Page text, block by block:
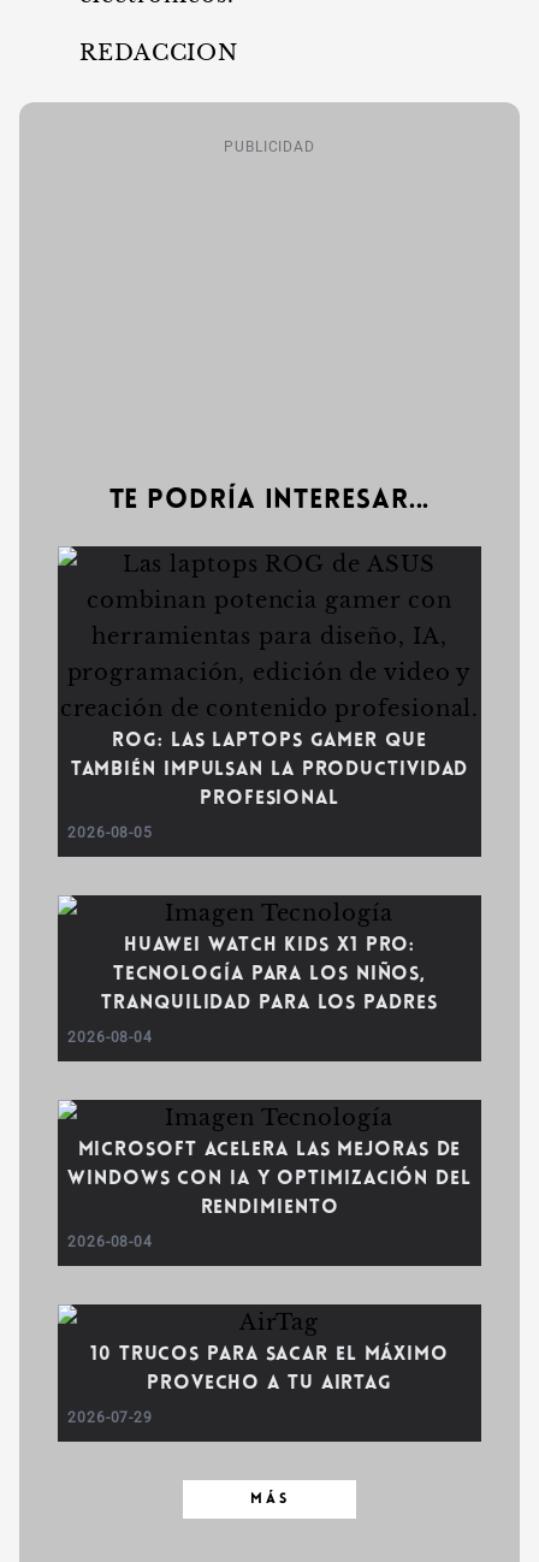
REDACCION
PUBLICIDAD
Te podría interesar...
ROG: las laptops gamer que
también impulsan la productividad
profesional
2026-08-05
Huawei WATCH Kids X1 Pro:
tecnología para los niños,
tranquilidad para los padres
2026-08-04
Microsoft acelera las mejoras de
Windows con IA y optimización del
rendimiento
2026-08-04
10 trucos para sacar el máximo
provecho a tu AirTag
2026-07-29
MÁS